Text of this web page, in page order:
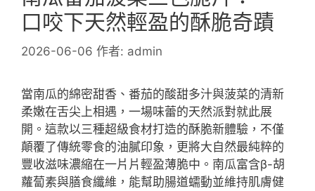
口咬下天然輕盈的酥脆奇蹟
2026-06-06 作者: admin
當南瓜的綿密甜香、番茄的酸甜多汁與菠菜的清新
柔嫩在舌尖上相遇，一場味蕾的天然派對就此展
開。這款以三種超級食材打造的酥脆新體驗，不僅
顛覆了傳統零食的油膩印象，更將大自然最純粹的
豐收滋味濃縮在一片片輕盈薄脆中。南瓜富含β-胡
蘿蔔素與膳食纖維，能幫助腸道蠕動並維持肌膚健